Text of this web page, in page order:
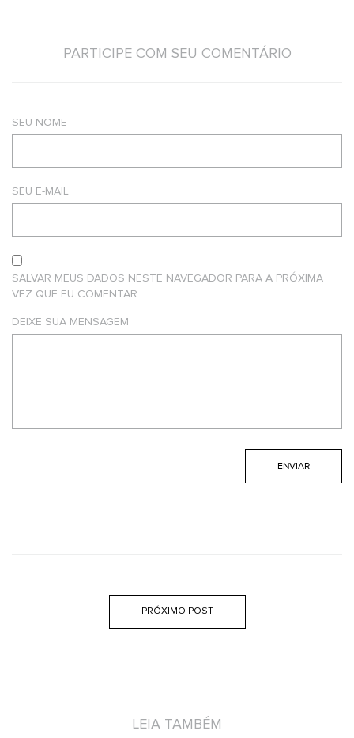
PARTICIPE COM SEU COMENTÁRIO
SEU NOME
SEU E-MAIL
SALVAR MEUS DADOS NESTE NAVEGADOR PARA A PRÓXIMA
VEZ QUE EU COMENTAR.
DEIXE SUA MENSAGEM
PRÓXIMO POST
LEIA TAMBÉM